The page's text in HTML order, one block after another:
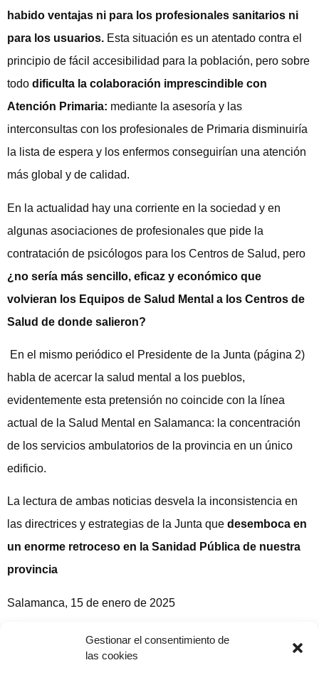
Gestionar el consentimiento de
las cookies
habido ventajas ni para los profesionales sanitarios ni
para los usuarios. Esta situación es un atentado contra el
principio de fácil accesibilidad para la población, pero sobre
todo dificulta la colaboración imprescindible con
Atención Primaria: mediante la asesoría y las
interconsultas con los profesionales de Primaria disminuiría
la lista de espera y los enfermos conseguirían una atención
más global y de calidad.
En la actualidad hay una corriente en la sociedad y en
algunas asociaciones de profesionales que pide la
contratación de psicólogos para los Centros de Salud, pero
¿no sería más sencillo, eficaz y económico que
volvieran los Equipos de Salud Mental a los Centros de
Salud de donde salieron?
En el mismo periódico el Presidente de la Junta (página 2)
habla de acercar la salud mental a los pueblos,
evidentemente esta pretensión no coincide con la línea
actual de la Salud Mental en Salamanca: la concentración
de los servicios ambulatorios de la provincia en un único
edificio.
La lectura de ambas noticias desvela la inconsistencia en
las directrices y estrategias de la Junta que desemboca en
un enorme retroceso en la Sanidad Pública de nuestra
provincia
Salamanca, 15 de enero de 2025
Esperanza González Marín